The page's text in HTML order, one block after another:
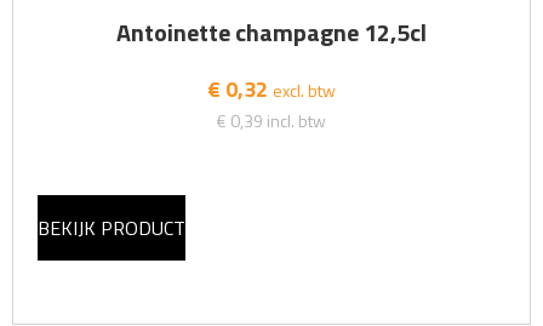
Antoinette champagne 12,5cl
€ 0,32 excl. btw
€ 0,39 incl. btw
BEKIJK PRODUCT